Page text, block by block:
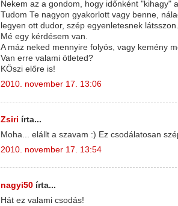
Nekem az a gondom, hogy időnként "kihagy"
Tudom Te nagyon gyakorlott vagy benne,
legyen ott dudor, szép egyenletesnek látsszon.
Mé egy kérdésem van.
A máz neked mennyire folyós, vagy kemény
Van erre valami ötleted?
KÖszi előre is!
2010. november 17. 13:06
Zsiri írta...
Moha... elállt a szavam :) Ez csodálatosan
2010. november 17. 13:54
nagyi50 írta...
Hát ez valami csodás!